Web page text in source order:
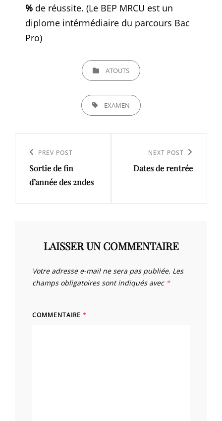
% de réussite. (Le BEP MRCU est un
diplome intérmédiaire du parcours Bac
Pro)
CATEGORIESATOUTS
TAGS, EXAMEN
l’article
Previous
Post
PREV POST
Sortie de fin
d’année des 2ndes
Post
NEXT POST
Dates de rentrée
LAISSER UN COMMENTAIRE
Votre adresse e-mail ne sera pas publiée. Les
champs obligatoires sont indiqués avec *
COMMENTAIRE *